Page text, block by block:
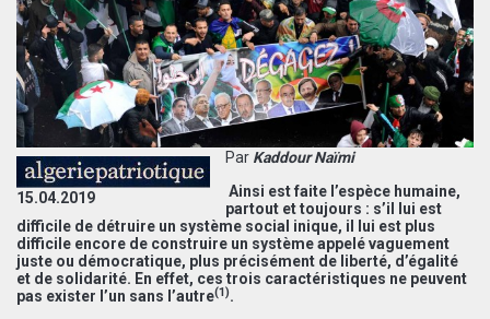
15.04.2019
Par Kaddour Naïmi
Ainsi est faite l’espèce humaine,
partout et toujours : s’il lui est
difficile de détruire un système social inique, il lui est plus
difficile encore de construire un système appelé vaguement
juste ou démocratique, plus précisément de liberté, d’égalité
et de solidarité. En effet, ces trois caractéristiques ne peuvent
pas exister l’un sans l’autre(1).